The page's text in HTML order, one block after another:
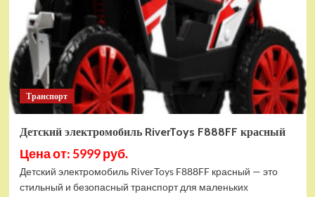
Транспорт
Детский электромобиль RiverToys F888FF красный
Цена от: 5999 руб.
Детский электромобиль RiverToys F888FF красный — это
стильный и безопасный транспорт для маленьких